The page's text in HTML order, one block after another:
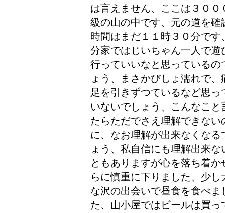
は言えません、ここは３００
級の山の中です、元の道を確
時間はまだ１１時３０分です
分家ではじいちゃん一人で遊
行っていいなと思っているの
ょう、まさかびしょ濡れで、
足を引きずつているなど思っ
いないでしょう、こんなこと
たらただでさえ理解できない
に、なお理解が出来なくなる
ょう、私自信にも理解出来な
ともありますが心を落ち着か
らに慎重に下りました、少し
な沢の出会いで昼食を食べま
た、山小屋ではビールは買っ